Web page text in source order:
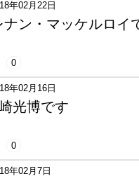
年02月22日
ナン・マッケルロイ
0
年02月16日
光博です
0
年02月7日